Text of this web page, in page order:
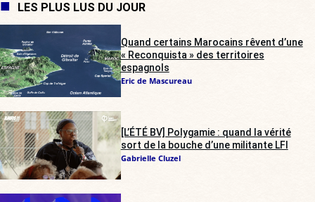
LES PLUS LUS DU JOUR
Quand certains Marocains rêvent d’une
« Reconquista » des territoires
espagnols
Eric de Mascureau
[L’ÉTÉ BV] Polygamie : quand la vérité
sort de la bouche d’une militante LFI
Gabrielle Cluzel